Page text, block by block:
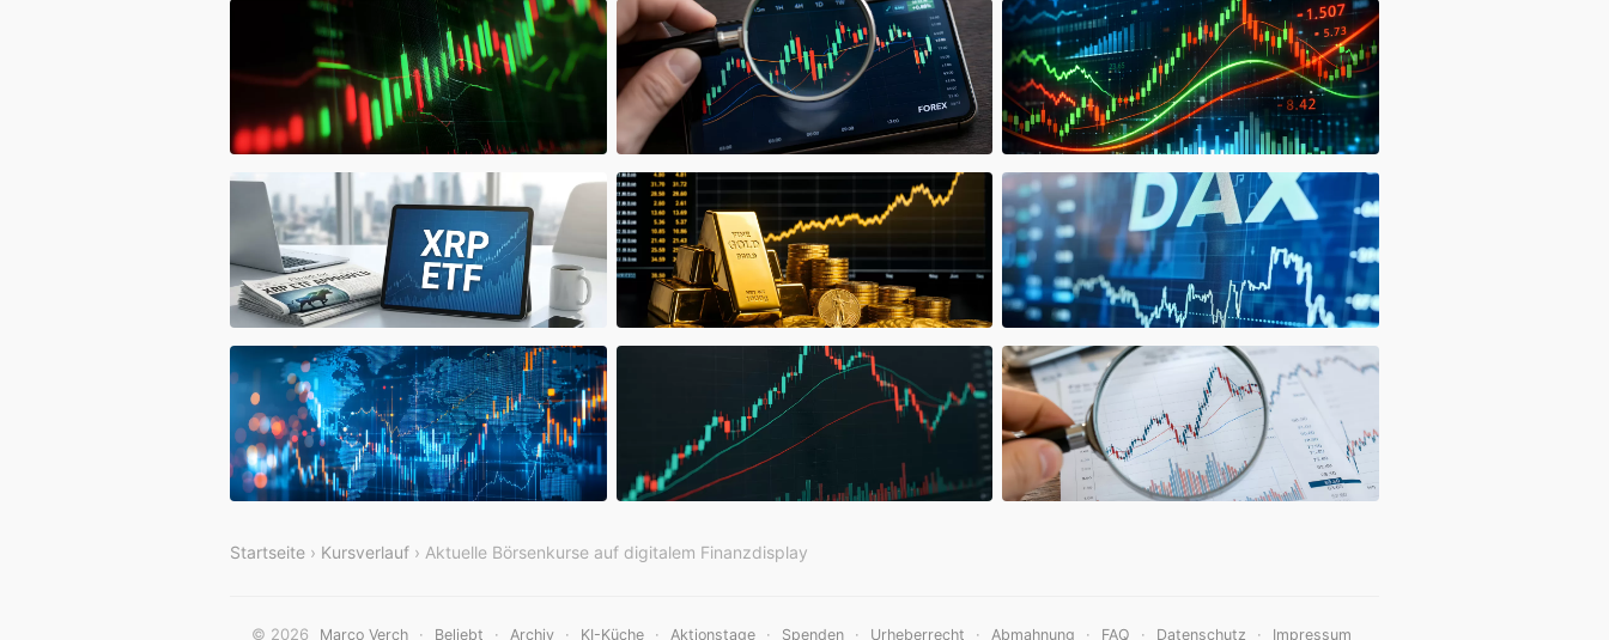
Startseite › Kursverlauf › Aktuelle Börsenkurse auf digitalem Finanzdisplay
© 2026 Marco Verch · Beliebt · Archiv · KI-Küche · Aktionstage · Spenden · Urheberrecht · Abmahnung · FAQ · Datenschutz · Impressum